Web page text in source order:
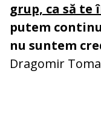
grup, ca să te
putem
nu suntem
Dragomir